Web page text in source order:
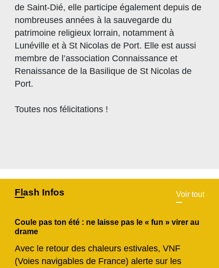
de Saint-Dié, elle participe également depuis de
nombreuses années à la sauvegarde du
patrimoine religieux lorrain, notamment à
Lunéville et à St Nicolas de Port. Elle est aussi
membre de l’association Connaissance et
Renaissance de la Basilique de St Nicolas de
Port.
Toutes nos félicitations !
Flash Infos Voir tout
Coule pas ton été : ne laisse pas le « fun » virer au
drame
Avec le retour des chaleurs estivales, VNF
(Voies navigables de France) alerte sur les